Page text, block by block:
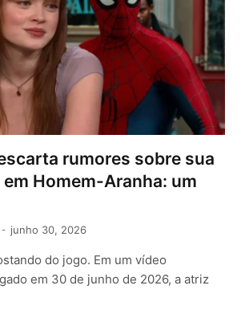
rumores sobre sua
Homem-Aranha: um
junho 30, 2026
do jogo. Em um vídeo
em 30 de junho de 2026, a atriz